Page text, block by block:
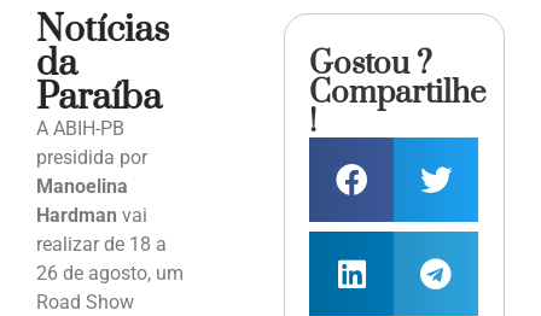
Notícias
da
Paraíba
A ABIH-PB
presidida por
Manoelina
Hardman vai
realizar de 18 a
26 de agosto, um
Road Show
Gostou ?
Compartilhe
!